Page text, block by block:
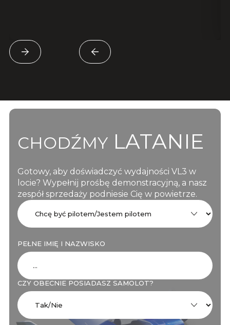
CHODŹMY LATANIE
Gotowy, aby doświadczyć wydajności VL3 w
locie? Wypełnij prośbę demonstracyjną, a nasz
zespół sprzedaży podniesie Cię w powietrze.
PEŁNE IMIĘ I NAZWISKO
CZY OBECNIE POSIADASZ SAMOLOT?